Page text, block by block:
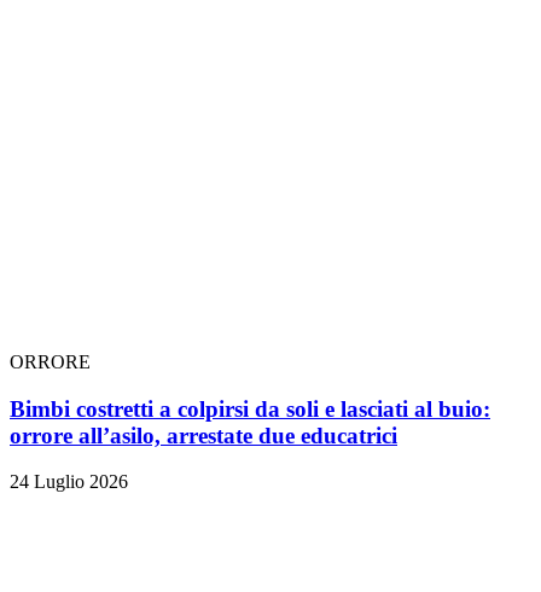
ORRORE
Bimbi costretti a colpirsi da soli e lasciati al buio:
orrore all’asilo, arrestate due educatrici
24 Luglio 2026